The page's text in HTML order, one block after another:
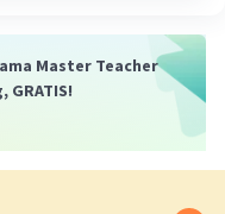
ditanggung ketika
Master Teacher
GRATIS!